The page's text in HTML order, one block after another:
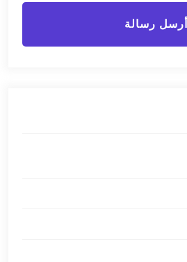
أرسل رسالة